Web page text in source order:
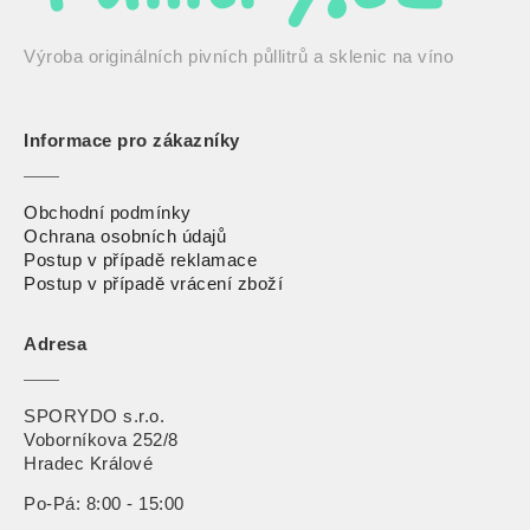
Výroba originálních pivních půllitrů a sklenic na víno
Informace pro zákazníky
Obchodní podmínky
Ochrana osobních údajů
Postup v případě reklamace
Postup v případě vrácení zboží
Adresa
SPORYDO s.r.o.
Voborníkova 252/8
Hradec Králové
Po-Pá: 8:00 - 15:00